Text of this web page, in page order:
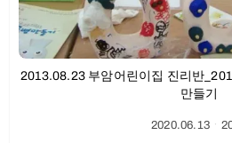
2013.08.23 부암어린이집 진리반
만들기
2020.06.13ㆍ